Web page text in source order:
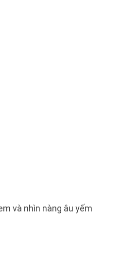
và nhìn nàng âu yếm